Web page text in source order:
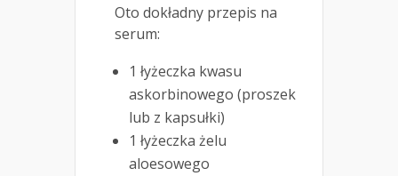
Oto dokładny przepis na
serum:
1 łyżeczka kwasu
askorbinowego (proszek
lub z kapsułki)
1 łyżeczka żelu
aloesowego